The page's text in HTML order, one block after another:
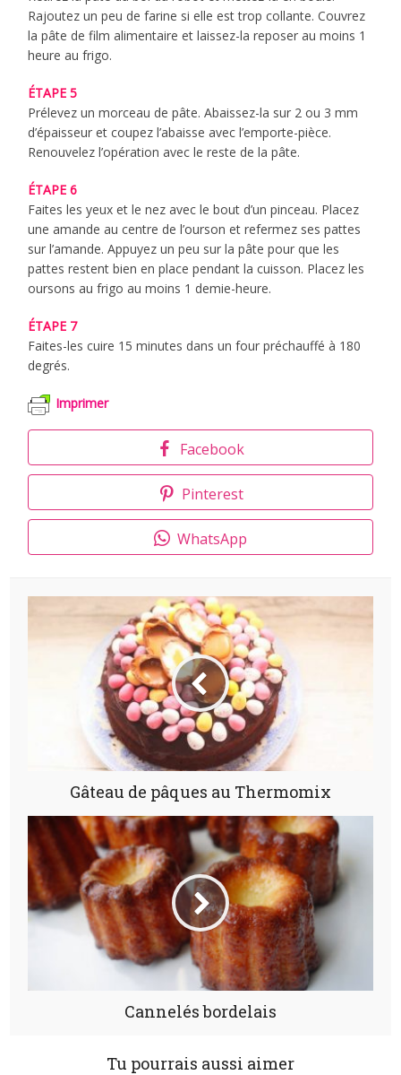
Rajoutez un peu de farine si elle est trop collante. Couvrez
la pâte de film alimentaire et laissez-la reposer au moins 1
heure au frigo.
ÉTAPE 5
Prélevez un morceau de pâte. Abaissez-la sur 2 ou 3 mm
d’épaisseur et coupez l’abaisse avec l’emporte-pièce.
Renouvelez l’opération avec le reste de la pâte.
ÉTAPE 6
Faites les yeux et le nez avec le bout d’un pinceau. Placez
une amande au centre de l’ourson et refermez ses pattes
sur l’amande. Appuyez un peu sur la pâte pour que les
pattes restent bien en place pendant la cuisson. Placez les
oursons au frigo au moins 1 demie-heure.
ÉTAPE 7
Faites-les cuire 15 minutes dans un four préchauffé à 180
degrés.
Imprimer
Facebook
Pinterest
WhatsApp
Gâteau de pâques au Thermomix
Cannelés bordelais
Tu pourrais aussi aimer